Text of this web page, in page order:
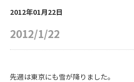
2012年01月22日
2012/1/22
先週は東京にも雪が降りました。